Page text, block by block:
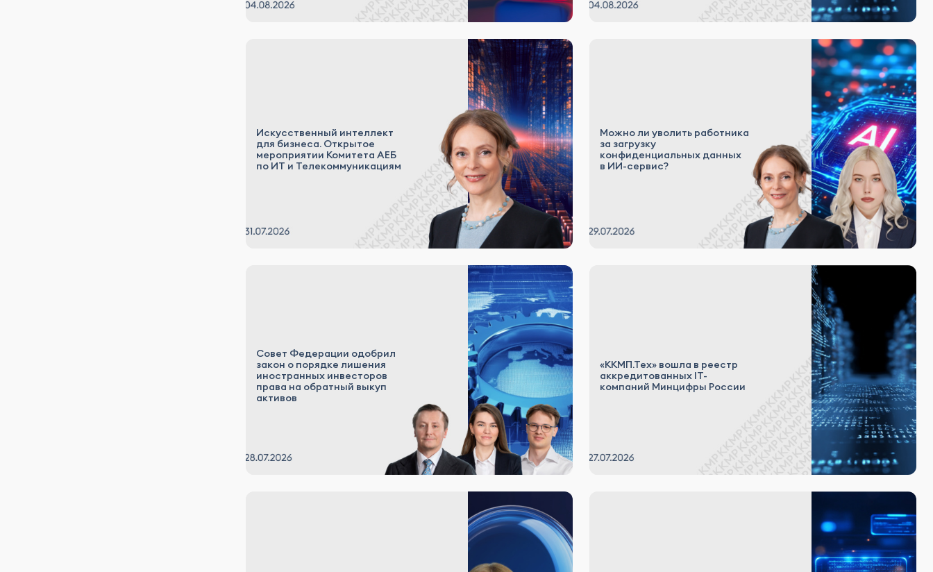
Искусственный интеллект
для бизнеса. Открытое
мероприятии Комитета АЕБ
по ИТ и Телекоммуникациям
Можно ли уволить работника
за загрузку
конфиденциальных данных
в ИИ-сервис?
Совет Федерации одобрил
закон о порядке лишения
иностранных инвесторов
права на обратный выкуп
активов
«ККМП.Тех» вошла в реестр
аккредитованных IT-
компаний Минцифры России